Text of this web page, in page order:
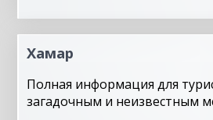
Хамар
Полная информация для
загадочным и неизвестным